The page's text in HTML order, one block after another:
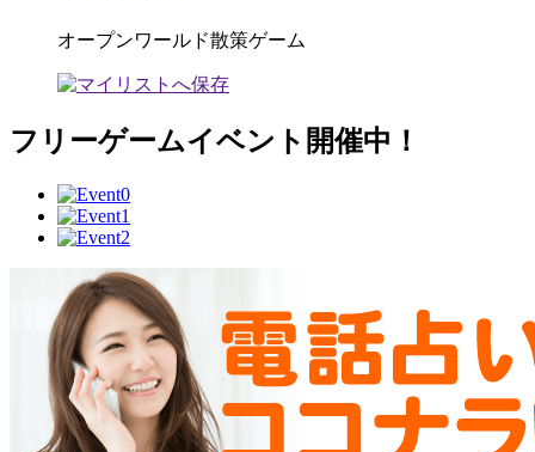
オープンワールド散策ゲーム
フリーゲームイベント開催中！